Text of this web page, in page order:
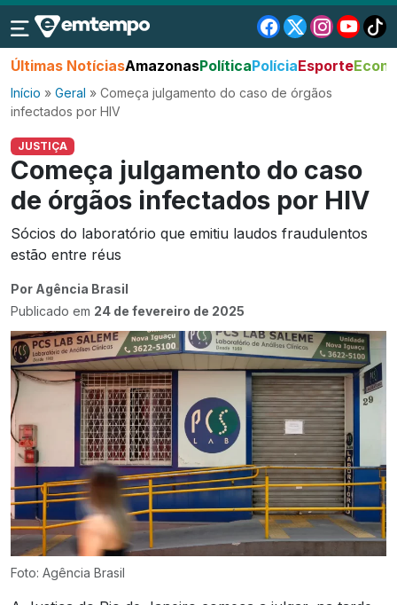
Últimas NotíciasAmazonasPolíticaPolíciaEsporte
Início » Geral » Começa julgamento do caso de órgãos
infectados por HIV
JUSTIÇA
Começa julgamento do caso
de órgãos infectados por HIV
Sócios do laboratório que emitiu laudos fraudulentos
estão entre réus
Por Agência Brasil
Publicado em 24 de fevereiro de 2025
Foto: Agência Brasil